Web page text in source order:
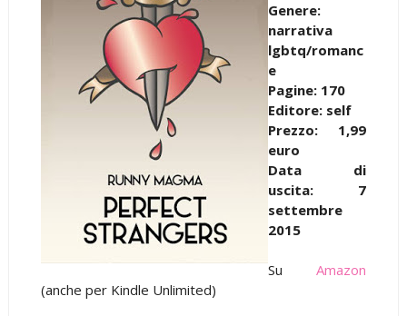
Genere:
narrativa
lgbtq/romanc
e
Pagine: 170
Editore: self
Prezzo: 1,99
euro
Data di
uscita: 7
settembre
2015
SuAmazon
(anche per Kindle Unlimited)